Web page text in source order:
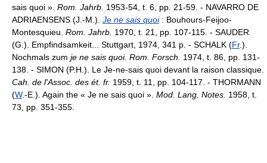
sais quoi ». Rom. Jahrb. 1953-54, t. 6, pp. 21-59. - NAVARRO DE
ADRIAENSENS (J.-M.). Je ne sais quoi : Bouhours-Feijoo-
Montesquieu. Rom. Jahrb. 1970, t. 21, pp. 107-115. - SAUDER
(G.). Empfindsamkeit... Stuttgart, 1974, 341 p. - SCHALK (Fr.).
Nochmals zum je ne sais quoi. Rom. Forsch. 1974, t. 86, pp. 131-
138. - SIMON (P.H.). Le Je-ne-sais quoi devant la raison classique.
Cah. de l'Assoc. des ét. fr. 1959, t. 11, pp. 104-117. - THORMANN
(W.-E.). Again the « Je ne sais quoi ». Mod. Lang. Notes. 1958, t.
73, pp. 351-355.